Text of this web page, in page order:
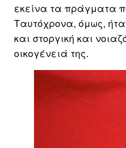
εκείνα τα πράγματα
Ταυτόχρονα, όμως,
και στοργική και
οικογένειά της.